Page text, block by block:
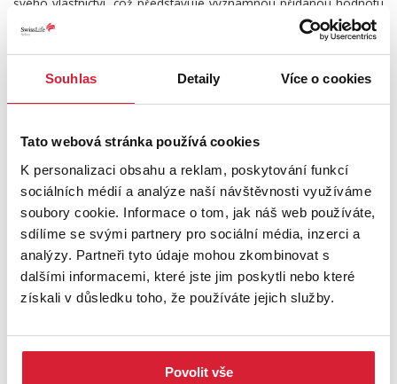
Souhlas Detaily Více o cookies
Tato webová stránka používá cookies
K personalizaci obsahu a reklam, poskytování funkcí
sociálních médií a analýze naší návštěvnosti využíváme
soubory cookie. Informace o tom, jak náš web používáte,
sdílíme se svými partnery pro sociální média, inzerci a
analýzy. Partneři tyto údaje mohou zkombinovat s
dalšími informacemi, které jste jim poskytli nebo které
získali v důsledku toho, že používáte jejich služby.
Povolit vše
a zároveň zvyšuje atraktivitu i budoucí hodnotu celé nemovitosti.
u Choltic jsou klidnou obcí na úpatí Železných hor, která nabízí
příjemné bydlení v blízkosti přírody a zároveň velmi dobrou
km, Heřmanův Městec 8 km, Přelouč 13 km, Chrudim 18 km a
Pardubice 22 km. V okolí naleznete veškerou občanskou
vybavenost, školy, školky, obchody, zdravotní péči i široké
možnosti pro turistiku, cyklovýlety a další volnočasové aktivity.
Pokud hledáte prostorný rodinný dům s garáží, sklepními
prostory, zahradou a možností vytvořit si bydlení přesně podle
svých představ, neváhejte mě kontaktovat. Rád vám poskytnu
více informací, zodpovím vaše dotazy a domluvím osobní
Těším se na osobní setkání s vámi.